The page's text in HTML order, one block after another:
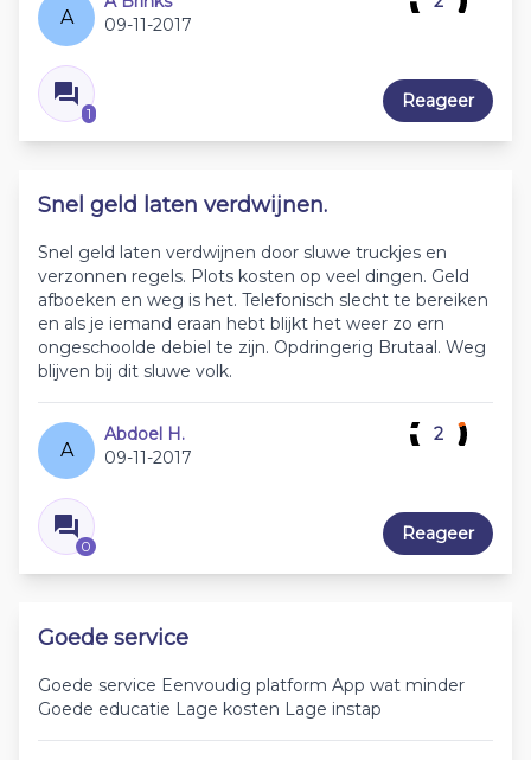
A
09-11-2017
1
Reageer
Snel geld laten verdwijnen.
Snel geld laten verdwijnen door sluwe truckjes en
verzonnen regels. Plots kosten op veel dingen. Geld
afboeken en weg is het. Telefonisch slecht te bereiken
en als je iemand eraan hebt blijkt het weer zo ern
ongeschoolde debiel te zijn. Opdringerig Brutaal. Weg
blijven bij dit sluwe volk.
A
Abdoel H.
09-11-2017
0
2
Reageer
Goede service
Goede service Eenvoudig platform App wat minder
Goede educatie Lage kosten Lage instap